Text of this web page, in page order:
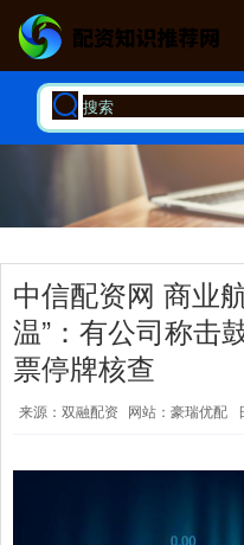
中信配资网 商业
温”：有公司称击
票停牌核查
来源：双融配资 网站：豪瑞优配